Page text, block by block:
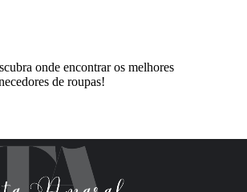
onde encontrar os melhores
de roupas!